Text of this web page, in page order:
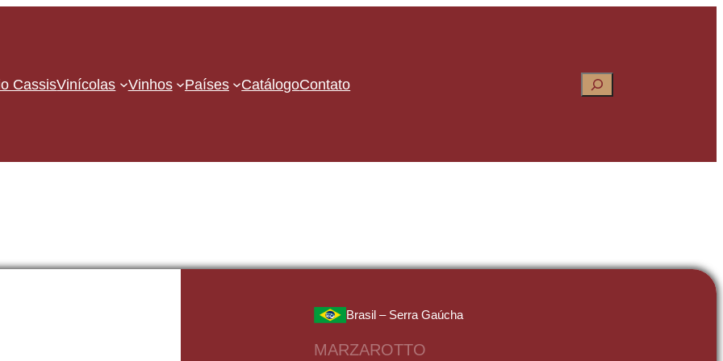
CassisVinícolas Vinhos Países CatálogoContato Pesquisar
Brasil – Serra Gaúcha
MARZAROTTO